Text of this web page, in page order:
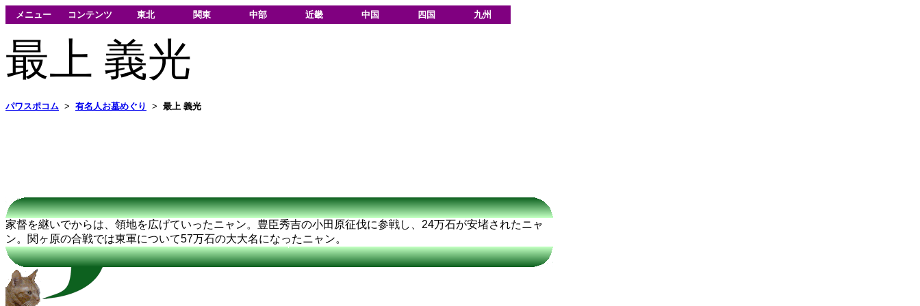
メニュー コンテンツ 東北 関東 中部 近畿 中国 四国 九州
最上 義光
パワスポコム > 有名人お墓めぐり > 最上 義光
家督を継いでからは、領地を広げていったニャン。豊臣秀吉の小田原征伐に参戦し、24万石が安堵されたニャ
ン。関ヶ原の合戦では東軍について57万石の大大名になったニャン。